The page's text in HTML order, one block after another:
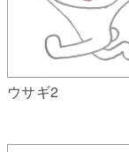
ウサギ2